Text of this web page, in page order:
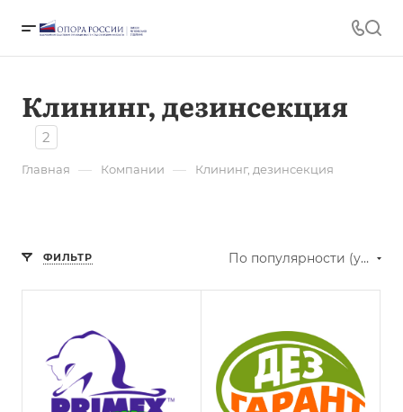
Клининг, дезинсекция
2
Главная — Компании — Клининг, дезинсекция
ФИЛЬТР По популярности (убывание)